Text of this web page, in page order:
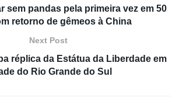
sem pandas pela primeira vez em 50
retorno de gêmeos à China
Next Post
réplica da Estátua da Liberdade em
do Rio Grande do Sul